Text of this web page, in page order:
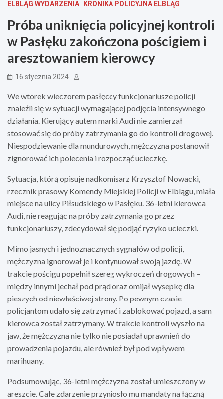
ELBLĄG WYDARZENIA KRONIKA POLICYJNA ELBLĄG
Próba uniknięcia policyjnej kontroli
w Pasłęku zakończona pościgiem i
aresztowaniem kierowcy
16 stycznia 2024
We wtorek wieczorem pasłęccy funkcjonariusze policji
znaleźli się w sytuacji wymagającej podjęcia intensywnego
działania. Kierujący autem marki Audi nie zamierzał
stosować się do próby zatrzymania go do kontroli drogowej.
Niespodziewanie dla mundurowych, mężczyzna postanowił
zignorować ich polecenia i rozpocząć ucieczkę.
Sytuacja, którą opisuje nadkomisarz Krzysztof Nowacki,
rzecznik prasowy Komendy Miejskiej Policji w Elblągu, miała
miejsce na ulicy Piłsudskiego w Pasłęku. 36-letni kierowca
Audi, nie reagując na próby zatrzymania go przez
funkcjonariuszy, zdecydował się podjąć ryzyko ucieczki.
Mimo jasnych i jednoznacznych sygnałów od policji,
mężczyzna ignorował je i kontynuował swoją jazdę. W
trakcie pościgu popełnił szereg wykroczeń drogowych –
między innymi jechał pod prąd oraz omijał wysepkę dla
pieszych od niewłaściwej strony. Po pewnym czasie
policjantom udało się zatrzymać i zablokować pojazd, a sam
kierowca został zatrzymany. W trakcie kontroli wyszło na
jaw, że mężczyzna nie tylko nie posiadał uprawnień do
prowadzenia pojazdu, ale również był pod wpływem
marihuany.
Podsumowując, 36-letni mężczyzna został umieszczony w
areszcie. Całe zdarzenie przyniosło mu mandaty na łączną